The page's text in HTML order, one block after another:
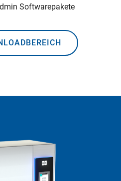
Softwarepakete